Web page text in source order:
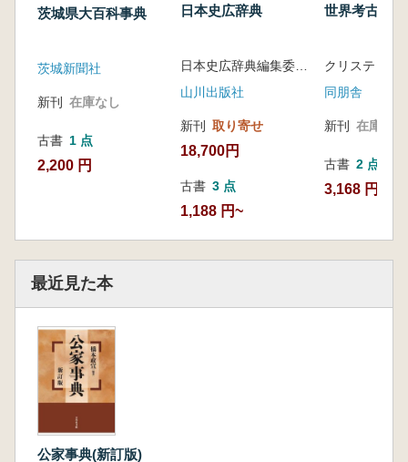
茨城県大百科事典
茨城新聞社
新刊 在庫なし
古書 1 点
2,200 円
日本史広辞典
山川出版社
新刊 取り寄せ
18,700円
古書 3 点
1,188 円~
世界考古学
同朋舎
新刊 在庫なし
古書 2 点
3,168 円~
最近見た本
公家事典(新訂版)